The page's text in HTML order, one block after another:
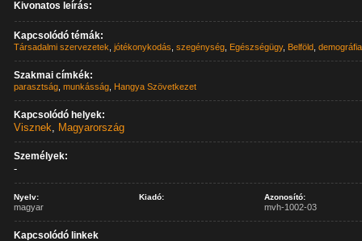
Kivonatos leírás:
Kapcsolódó témák:
Társadalmi szervezetek ,jótékonykodás ,szegénység Egészségügy, Belföld ,demográfia
Szakmai címkék:
parasztság ,munkásság Hangya Szövetkezet
Kapcsolódó helyek:
Visznek, Magyarország
Személyek:
-
Nyelv:
magyar
Kiadó: Azonosító:
mvh-1002-03
Kapcsolódó linkek